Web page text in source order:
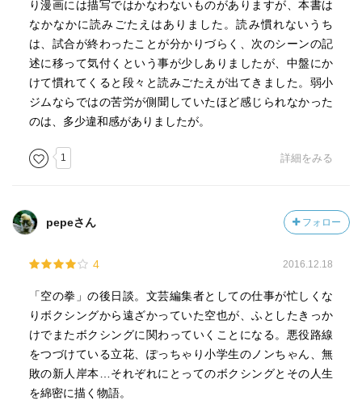
り漫画には描写ではかなわないものがありますが、本書は
なかなかに読みごたえはありました。読み慣れないうち
は、試合が終わったことが分かりづらく、次のシーンの記
述に移って気付くという事が少しありましたが、中盤にか
けて慣れてくると段々と読みごたえが出てきました。弱小
ジムならではの苦労が側聞していたほど感じられなかった
のは、多少違和感がありましたが。
1 詳細をみる
pepeさん フォロー
4 2016.12.18
「空の拳」の後日談。文芸編集者としての仕事が忙しくな
りボクシングから遠ざかっていた空也が、ふとしたきっか
けでまたボクシングに関わっていくことになる。悪役路線
をつづけている立花、ぽっちゃり小学生のノンちゃん、無
敗の新人岸本…それぞれにとってのボクシングとその人生
を綿密に描く物語。